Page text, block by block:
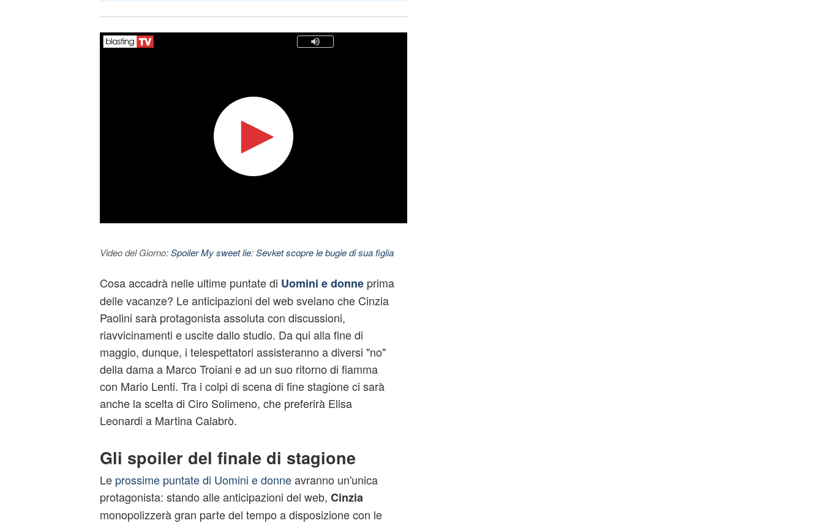
Video del Giorno:Spoiler My sweet lie: Sevket scopre le bugie di sua figlia
Cosa accadrà nelle ultime puntate di Uomini e donneprima
delle vacanze? Le anticipazioni del web svelano che Cinzia
Paolini sarà protagonista assoluta con discussioni,
riavvicinamenti e uscite dallo studio. Da qui alla fine di
maggio, dunque, i telespettatori assisteranno a diversi "no"
della dama a Marco Troiani e ad un suo ritorno di fiamma
con Mario Lenti. Tra i colpi di scena di fine stagione ci sarà
anche la scelta di Ciro Solimeno, che preferirà Elisa
Leonardi a Martina Calabrò.
Gli spoiler del finale di stagione
Le prossime puntate di Uomini e donneavranno un'unica
protagonista: stando alle anticipazioni del web, Cinzia
monopolizzerà gran parte del tempo a disposizione con le